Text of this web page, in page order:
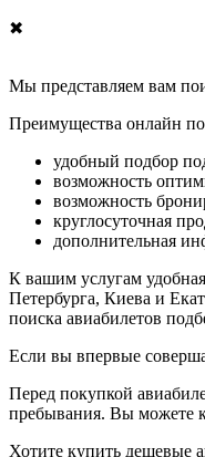
✖
Мы представляем вам
Преимущества онлайн
удобный подбор
возможность
возможность
круглосуточная
дополнительная
К вашим услугам
Петербурга, Киева и
поиска авиабилетов
Если вы впервые
Перед покупкой
пребывания. Вы можете
Хотите купить дешевые